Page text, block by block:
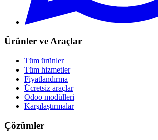
Ürünler ve Araçlar
Tüm ürünler
Tüm hizmetler
Fiyatlandırma
Ücretsiz araçlar
Odoo modülleri
Karşılaştırmalar
Çözümler